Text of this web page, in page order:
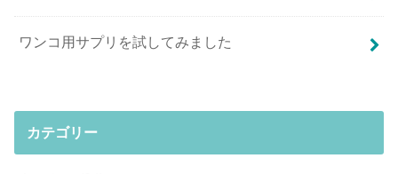
ワンコ用サプリを試してみました
カテゴリー